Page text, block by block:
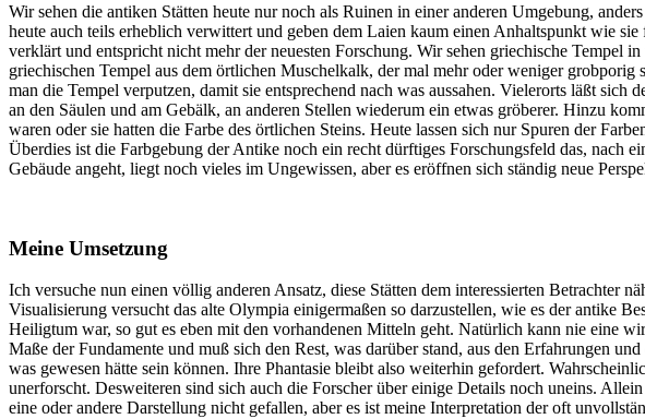
Wir sehen die antiken Stätten heute nur noch als Ruinen in einer anderen Umgebung,
heute auch teils erheblich verwittert und geben dem Laien kaum einen Anhaltspunkt wie
verklärt und entspricht nicht mehr der neuesten Forschung. Wir sehen griechische Tempel
griechischen Tempel aus dem örtlichen Muschelkalk, der mal mehr oder weniger
man die Tempel verputzen, damit sie entsprechend nach was aussahen. Vielerorts läßt
an den Säulen und am Gebälk, an anderen Stellen wiederum ein etwas gröberer. Hinzu
waren oder sie hatten die Farbe des örtlichen Steins. Heute lassen sich nur Spuren der
Überdies ist die Farbgebung der Antike noch ein recht dürftiges Forschungsfeld das, nach
Gebäude angeht, liegt noch vieles im Ungewissen, aber es eröffnen sich ständig neue
Meine Umsetzung
Ich versuche nun einen völlig anderen Ansatz, diese Stätten dem interessierten Betrachter
Visualisierung versucht das alte Olympia einigermaßen so darzustellen, wie es der antike
Heiligtum war, so gut es eben mit den vorhandenen Mitteln geht. Natürlich kann nie eine
Maße der Fundamente und muß sich den Rest, was darüber stand, aus den Erfahrungen
was gewesen hätte sein können. Ihre Phantasie bleibt also weiterhin gefordert.
unerforscht. Desweiteren sind sich auch die Forscher über einige Details noch uneins.
eine oder andere Darstellung nicht gefallen, aber es ist meine Interpretation der oft